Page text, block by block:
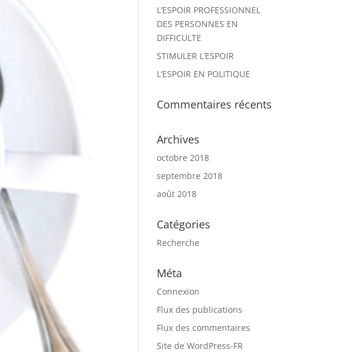
L’ESPOIR PROFESSIONNEL
DES PERSONNES EN
DIFFICULTE
STIMULER L’ESPOIR
L’ESPOIR EN POLITIQUE
Commentaires récents
Archives
octobre 2018
septembre 2018
août 2018
Catégories
Recherche
Méta
Connexion
Flux des publications
Flux des commentaires
Site de WordPress-FR